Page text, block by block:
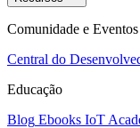
Comunidade e Eventos
Central do
Educação
Blog Ebooks IoT